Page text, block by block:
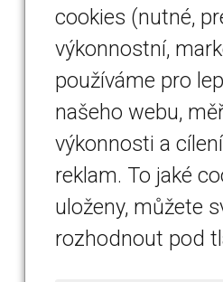
cookies (nutné,
výkonnostní,
používáme pro
našeho webu,
výkonnosti a
reklam. To jaké
uloženy, můžete
rozhodnout pod